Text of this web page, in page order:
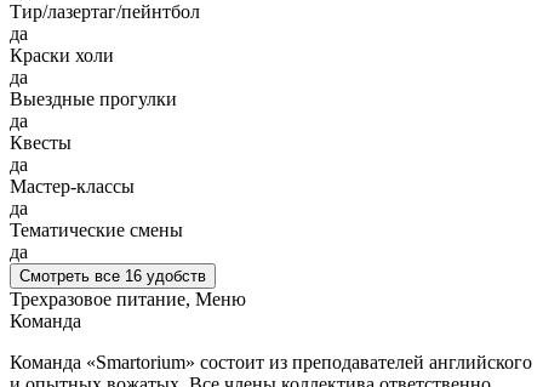
Тир/лазертаг/пейнтбол
да
Краски холи
да
Выездные прогулки
да
Квесты
да
Мастер-классы
да
Тематические смены
да
Смотреть все 16 удобств
Трехразовое питание, Меню
Команда
Команда «Smartorium» состоит из преподавателей английского